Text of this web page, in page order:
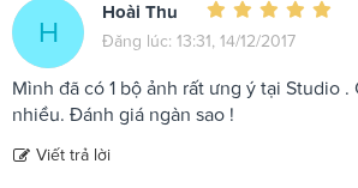
H
Hoài Thu
Đăng lúc: 13:31, 14/12/2017
Mình đã có 1 bộ ảnh rất ưng ý tại Studio .
nhiều. Đánh giá ngàn sao !
Viết trả lời